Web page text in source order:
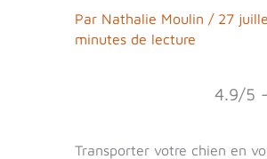
Par Nathalie Moulin / 27
minutes de lecture
4.9/5
Transporter votre chien en